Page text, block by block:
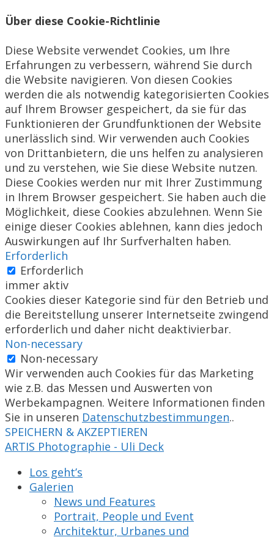
Über diese Cookie-Richtlinie
Diese Website verwendet Cookies, um Ihre
Erfahrungen zu verbessern, während Sie durch
die Website navigieren. Von diesen Cookies
werden die als notwendig kategorisierten Cookies
auf Ihrem Browser gespeichert, da sie für das
Funktionieren der Grundfunktionen der Website
unerlässlich sind. Wir verwenden auch Cookies
von Drittanbietern, die uns helfen zu analysieren
und zu verstehen, wie Sie diese Website nutzen.
Diese Cookies werden nur mit Ihrer Zustimmung
in Ihrem Browser gespeichert. Sie haben auch die
Möglichkeit, diese Cookies abzulehnen. Wenn Sie
einige dieser Cookies ablehnen, kann dies jedoch
Auswirkungen auf Ihr Surfverhalten haben.
Erforderlich
Erforderlich
immer aktiv
Cookies dieser Kategorie sind für den Betrieb und
die Bereitstellung unserer Internetseite zwingend
erforderlich und daher nicht deaktivierbar.
Non-necessary
Non-necessary
Wir verwenden auch Cookies für das Marketing
wie z.B. das Messen und Auswerten von
Werbekampagnen. Weitere Informationen finden
Sie in unseren Datenschutzbestimmungen..
SPEICHERN & AKZEPTIEREN
ARTIS Photographie - Uli Deck
Los geht’s
Galerien
News und Features
Portrait, People und Event
Architektur, Urbanes und